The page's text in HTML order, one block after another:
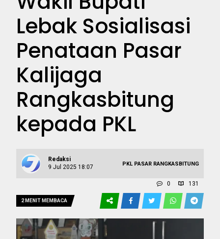
Lebak Sosialisasi
Penataan Pasar
Kalijaga
Rangkasbitung
kepada PKL
Redaksi
9 Jul 2025 18:07
PKL PASAR RANGKASBITUNG
0 131
2 MENIT MEMBACA